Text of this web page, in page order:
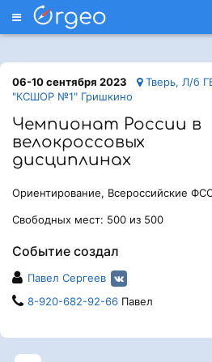
Меню
06-10 сентября 2023
Тверь, Л/б
"КСШОР №1" Гришкино
Чемпионат России в
велокроссовых
дисциплинах
Ориентирование, Всероссийские
Свободных мест: 500 из 500
Событие создал
Павел Сергеев
8-920-682-92-66 Павел